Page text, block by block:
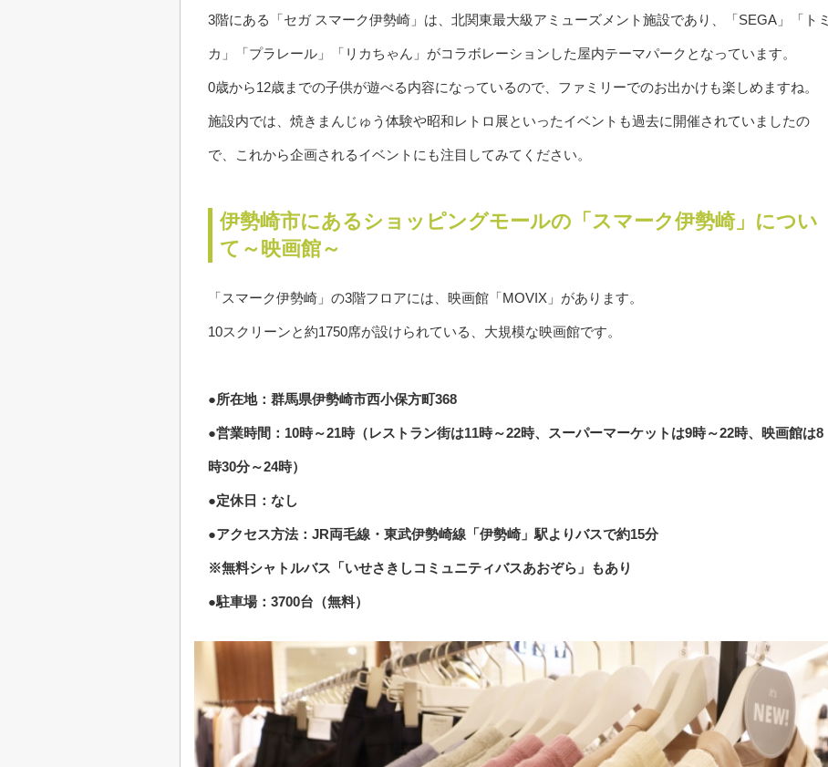
3階にある「セガ スマーク伊勢崎」は、北関東最大級アミューズメント施設であり、「SEGA」「トミ
カ」「プラレール」「リカちゃん」がコラボレーションした屋内テーマパークとなっています。
0歳から12歳までの子供が遊べる内容になっているので、ファミリーでのお出かけも楽しめますね。
施設内では、焼きまんじゅう体験や昭和レトロ展といったイベントも過去に開催されていましたの
で、これから企画されるイベントにも注目してみてください。
伊勢崎市にあるショッピングモールの「スマーク伊勢崎」につい
て～映画館～
「スマーク伊勢崎」の3階フロアには、映画館「MOVIX」があります。
10スクリーンと約1750席が設けられている、大規模な映画館です。
●所在地：群馬県伊勢崎市西小保方町368
●営業時間：10時～21時（レストラン街は11時～22時、スーパーマーケットは9時～22時、映画館は8
時30分～24時）
●定休日：なし
●アクセス方法：JR両毛線・東武伊勢崎線「伊勢崎」駅よりバスで約15分
※無料シャトルバス「いせさきしコミュニティバスあおぞら」もあり
●駐車場：3700台（無料）